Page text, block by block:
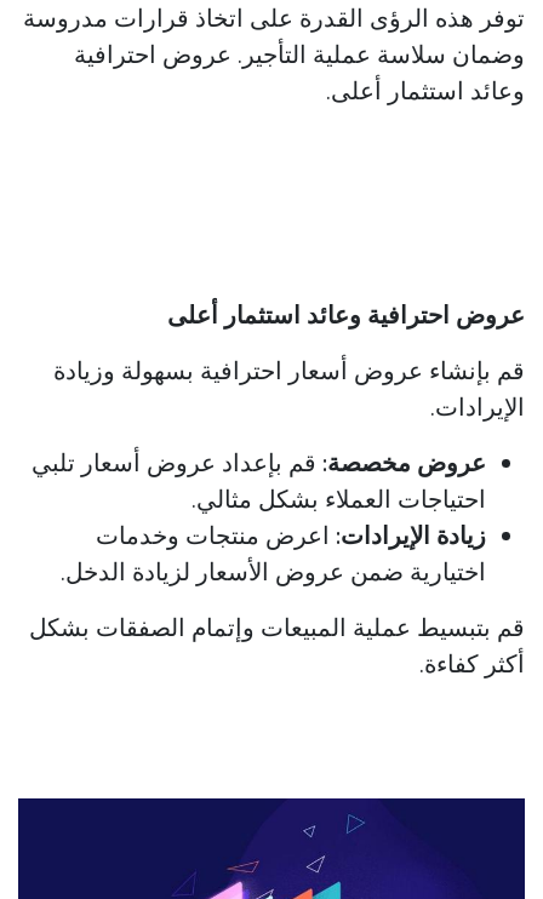
توفر هذه الرؤى القدرة على اتخاذ قرارات مدروسة
وضمان سلاسة عملية التأجير. عروض احترافية
وعائد استثمار أعلى.
عروض احترافية وعائد استثمار أعلى
قم بإنشاء عروض أسعار احترافية بسهولة وزيادة
الإيرادات.
عروض مخصصة: قم بإعداد عروض أسعار تلبي
احتياجات العملاء بشكل مثالي.
زيادة الإيرادات: اعرض منتجات وخدمات
اختيارية ضمن عروض الأسعار لزيادة الدخل.
قم بتبسيط عملية المبيعات وإتمام الصفقات بشكل
أكثر كفاءة.